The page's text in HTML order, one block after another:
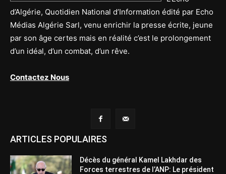
d’Algérie, Quotidien National d’Information édité par Echo
Médias Algérie Sarl, venu enrichir la presse écrite, jeune
par son âge certes mais en réalité c’est le prolongement
d’un idéal, d’un combat, d’un rêve.
Contactez Nous
ARTICLES POPULAIRES
Décès du général Kamel Lakhdar des
Forces terrestres de l’ANP: Le président